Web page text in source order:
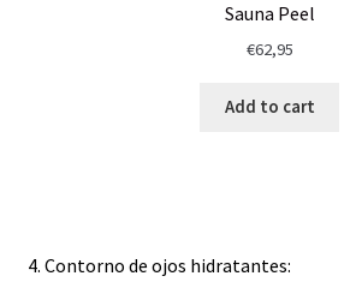
Sauna Peel
€62,95
Add to cart
4. Contorno de ojos hidratantes: